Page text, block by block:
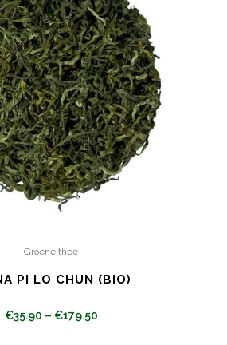
Groene thee
PI LO CHUN (BIO)
€35.90 – €179.50